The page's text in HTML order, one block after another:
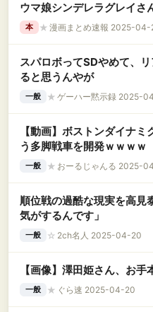
ウマ娘シンデレラグレイさ
本 ★ 漫画まとめ速報 2025-04-
スパロボってSDやめて、
ると思うんやが
一般 ★ ゲーハー黙示録 2025-
【動画】ボストンダイナ
う多脚戦車を開発ｗｗｗｗ
一般 ★ おーるじゃんる 2025-
順位戦の過酷な現実を高
気がするんです」
一般 ☆ 2ch名人 2025-04-20
【画像】澤田姫さん、お
一般 ★ ぐら速 2025-04-20